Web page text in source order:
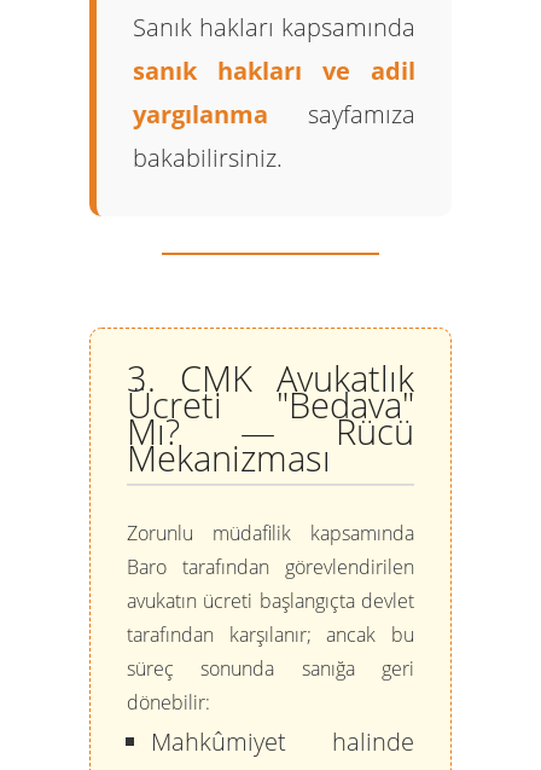
Sanık hakları kapsamında
sanık hakları ve adil
yargılanma sayfamıza
bakabilirsiniz.
3. CMK Avukatlık
Ücreti "Bedava"
Mı? — Rücü
Mekanizması
Zorunlu müdafilik kapsamında
Baro tarafından görevlendirilen
avukatın ücreti başlangıçta devlet
tarafından karşılanır; ancak bu
süreç sonunda sanığa geri
dönebilir:
Mahkûmiyet halinde